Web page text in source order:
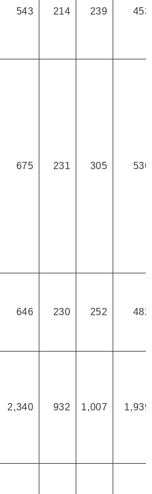
543 214 239 453
675 231 305 536
646 230 252 482
2,340 932 1,007 1,939